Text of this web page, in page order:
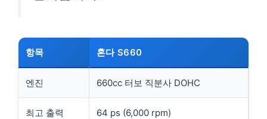
항목 혼다 S660
엔진 660cc 터보 직분사 DOHC
최고 출력 64 ps (6,000 rpm)